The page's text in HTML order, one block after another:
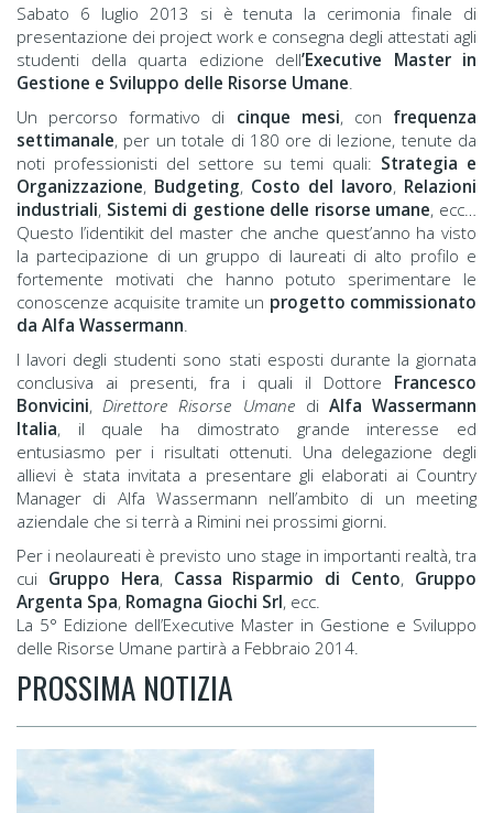
Sabato 6 luglio 2013 si è tenuta la cerimonia finale di
presentazione dei project work e consegna degli attestati agli
studenti della quarta edizione dell’Executive Master in
Gestione e Sviluppo delle Risorse Umane
Un percorso formativo di cinque mesi, con frequenza
settimanale, per un totale di 180 ore di lezione, tenute da
noti professionisti del settore su temi quali: Strategia e
Organizzazione, Budgeting, Costo del lavoro, Relazioni
industriali, Sistemi di gestione delle risorse umane, ecc…
Questo l’identikit del master che anche quest’anno ha visto
la partecipazione di un gruppo di laureati di alto profilo e
fortemente motivati che hanno potuto sperimentare le
conoscenze acquisite tramite un progetto commissionato
da Alfa Wassermann
I lavori degli studenti sono stati esposti durante la giornata
conclusiva ai presenti, fra i quali il Dottore Francesco
Bonvicini, Direttore Risorse Umane di Alfa Wassermann
Italia, il quale ha dimostrato grande interesse ed
entusiasmo per i risultati ottenuti. Una delegazione degli
allievi è stata invitata a presentare gli elaborati ai Country
Manager di Alfa Wassermann nell’ambito di un meeting
aziendale che si terrà a Rimini nei prossimi giorni.
Per i neolaureati è previsto uno stage in importanti realtà, tra
cui Gruppo Hera, Cassa Risparmio di Cento, Gruppo
Argenta Spa, Romagna Giochi Srl, ecc.
La 5° Edizione dell’Executive Master in Gestione e Sviluppo
delle Risorse Umane partirà a Febbraio 2014.
PROSSIMA NOTIZIA